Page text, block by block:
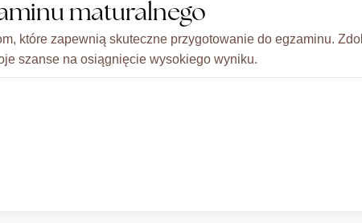
maturalnego
które zapewnią skuteczne przygotowanie do egzaminu.
szanse na osiągnięcie wysokiego wyniku.